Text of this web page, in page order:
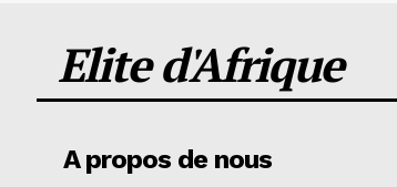
Elite d'Afrique
A propos de nous